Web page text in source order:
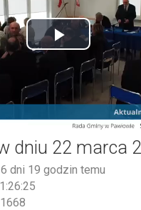
Play
Video
dniu 22 marca
dni 19 godzin temu